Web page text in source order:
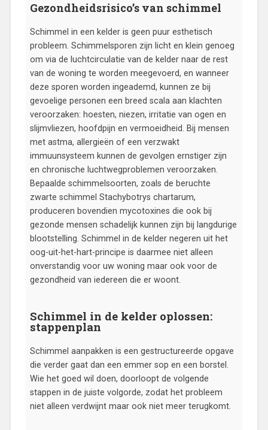
Gezondheidsrisico’s van schimmel
Schimmel in een kelder is geen puur esthetisch
probleem. Schimmelsporen zijn licht en klein genoeg
om via de luchtcirculatie van de kelder naar de rest
van de woning te worden meegevoerd, en wanneer
deze sporen worden ingeademd, kunnen ze bij
gevoelige personen een breed scala aan klachten
veroorzaken: hoesten, niezen, irritatie van ogen en
slijmvliezen, hoofdpijn en vermoeidheid. Bij mensen
met astma, allergieën of een verzwakt
immuunsysteem kunnen de gevolgen ernstiger zijn
en chronische luchtwegproblemen veroorzaken.
Bepaalde schimmelsoorten, zoals de beruchte
zwarte schimmel Stachybotrys chartarum,
produceren bovendien mycotoxines die ook bij
gezonde mensen schadelijk kunnen zijn bij langdurige
blootstelling. Schimmel in de kelder negeren uit het
oog-uit-het-hart-principe is daarmee niet alleen
onverstandig voor uw woning maar ook voor de
gezondheid van iedereen die er woont.
Schimmel in de kelder oplossen:
stappenplan
Schimmel aanpakken is een gestructureerde opgave
die verder gaat dan een emmer sop en een borstel.
Wie het goed wil doen, doorloopt de volgende
stappen in de juiste volgorde, zodat het probleem
niet alleen verdwijnt maar ook niet meer terugkomt.